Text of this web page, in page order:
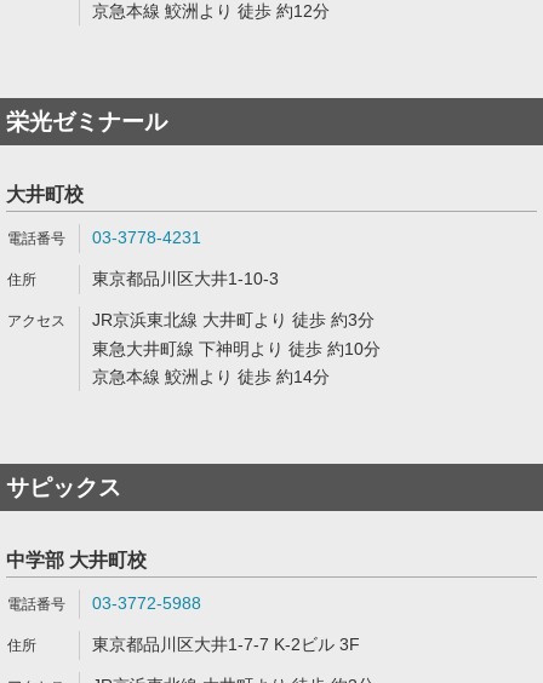
京急本線 鮫洲より 徒歩 約12分
栄光ゼミナール
大井町校
03-3778-4231
東京都品川区大井1-10-3
JR京浜東北線 大井町より 徒歩 約3分
東急大井町線 下神明より 徒歩 約10分
京急本線 鮫洲より 徒歩 約14分
サピックス
中学部 大井町校
03-3772-5988
東京都品川区大井1-7-7 K-2ビル 3F